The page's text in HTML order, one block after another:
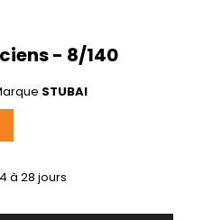
- 8/140
STUBAI
à 28 jours